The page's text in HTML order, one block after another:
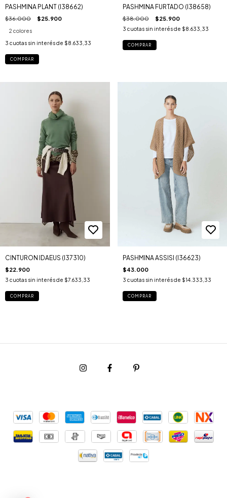
PASHMINA PLANT (I38662)
$36.000 $25.900
2 colores
3 cuotas sin interés de $8.633,33
COMPRAR
PASHMINA FURTADO (I38658)
$38.000 $25.900
3 cuotas sin interés de $8.633,33
COMPRAR
CINTURON IDAEUS (I37310)
$22.900
3 cuotas sin interés de $7.633,33
COMPRAR
PASHMINA ASSISI (I36623)
$43.000
3 cuotas sin interés de $14.333,33
COMPRAR